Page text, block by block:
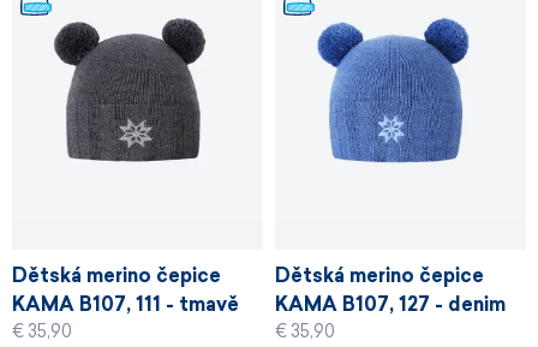
Dětská merino čepice
KAMA B107, 111 - tmavě
šedá
€ 35,90
Dětská merino čepice
KAMA B107, 127 - denim
€ 35,90